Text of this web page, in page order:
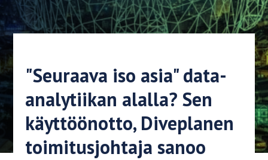
"Seuraava iso asia" data-
analytiikan alalla? Sen
käyttöönotto, Diveplanen
toimitusjohtaja sanoo